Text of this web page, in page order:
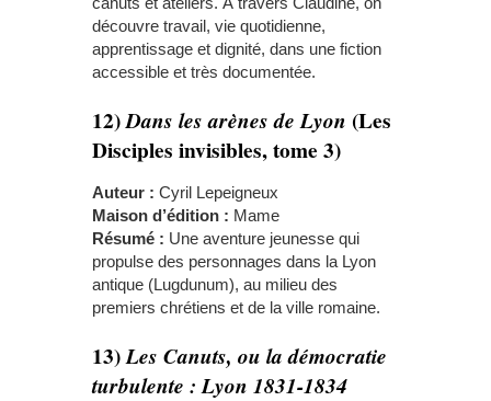
découvre travail, vie quotidienne,
apprentissage et dignité, dans une fiction
accessible et très documentée.
12)Dans les arènes de Lyon (Les
Disciples invisibles, tome 3)
Auteur : Cyril Lepeigneux
Maison d’édition : Mame
Résumé : Une aventure jeunesse qui
propulse des personnages dans la Lyon
antique (Lugdunum), au milieu des
premiers chrétiens et de la ville romaine.
13)Les Canuts, ou la démocratie
turbulente : Lyon 1831-1834